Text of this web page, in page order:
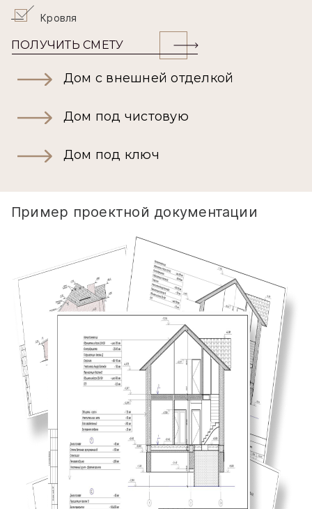
Кровля
ПОЛУЧИТЬ СМЕТУ
Дом с внешней отделкой
Дом под чистовую
Дом под ключ
Пример проектной документации